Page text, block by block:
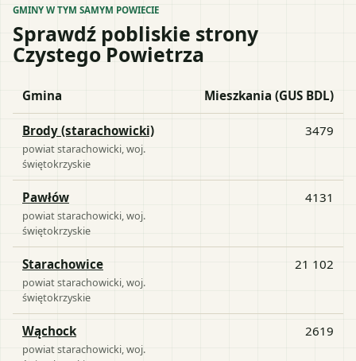
GMINY W TYM SAMYM POWIECIE
Sprawdź pobliskie strony
Czystego Powietrza
Gmina Mieszkania (GUS BDL)
Brody (starachowicki)
powiatstarachowicki , woj.
świętokrzyskie
3479
Pawłów
powiatstarachowicki , woj.
świętokrzyskie
4131
Starachowice
powiatstarachowicki , woj.
świętokrzyskie
21 102
Wąchock
powiatstarachowicki , woj.
2619